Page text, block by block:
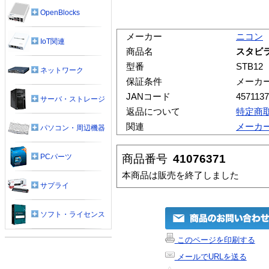
メーカー
ニコン
商品名
スタビ
型番
STB12
保証条件
メーカ
JANコード
返品について
特定商
関連
メーカ
商品番号 41076371
本商品は販売を終了しました
このページを印刷する
メールでURLを送る
OpenBlocks
IoT関連
ネットワーク
サーバ・ストレージ
パソコン・周辺機器
PCパーツ
サプライ
ソフト・ライセンス